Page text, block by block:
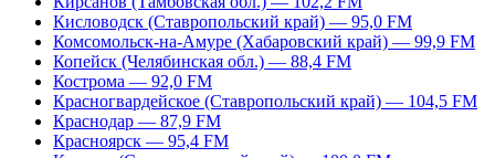
Кисловодск (Ставропольский край) — 95,0 FM
Комсомольск-на-Амуре (Хабаровский край) — 99,9 FM
Копейск (Челябинская обл.) — 88,4 FM
Кострома — 92,0 FM
Красногвардейское (Ставропольский край) — 104,5 FM
Краснодар — 87,9 FM
Красноярск — 95,4 FM